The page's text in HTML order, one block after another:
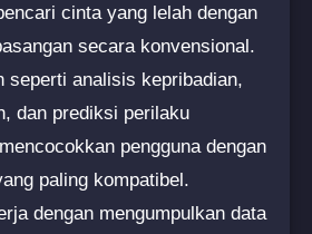
cinta yang lelah dengan
secara konvensional.
seperti analisis kepribadian,
dan prediksi perilaku
pengguna dengan
paling kompatibel.
dengan mengumpulkan data